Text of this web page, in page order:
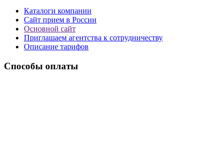
Каталоги компании
Сайт прием в России
Основной сайт
Приглашаем агентства к сотрудничеству
Описание тарифов
Способы оплаты